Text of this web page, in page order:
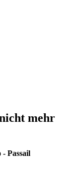
mehr
Passail